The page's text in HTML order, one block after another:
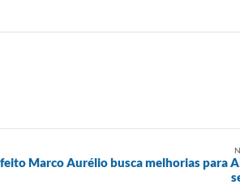
Marco Aurélio busca melhorias para